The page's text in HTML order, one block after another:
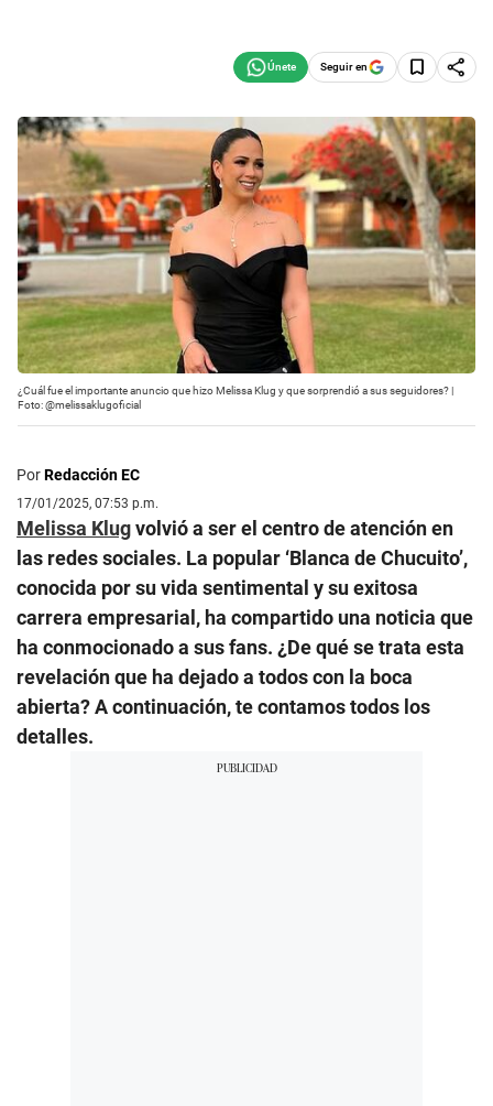
Seguir en
¿Cuál fue el importante anuncio que hizo Melissa Klug y que sorprendió a sus seguidores? |
Foto: @melissaklugoficial
PorRedacción EC
17/01/2025, 07:53 p.m.
Melissa Klugvolvió a ser el centro de atención en
las redes sociales. La popular ‘Blanca de Chucuito’,
conocida por su vida sentimental y su exitosa
carrera empresarial, ha compartido una noticia que
ha conmocionado a sus fans. ¿De qué se trata esta
revelación que ha dejado a todos con la boca
abierta? A continuación, te contamos todos los
detalles.